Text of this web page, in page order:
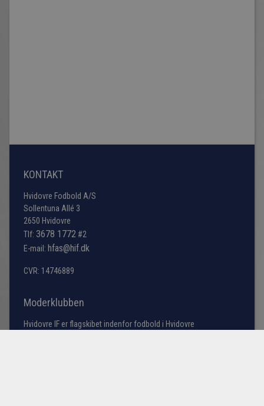
KONTAKT
Hvidovre Fodbold A/S
Sollentuna Allé 3
2650 Hvidovre
Tlf: 3678 1772 #2
E-mail: hfas@hif.dk
CVR: 14746889
Moderklubben
Hvidovre IF er flagskibet indenfor fodbold i Hvidovre